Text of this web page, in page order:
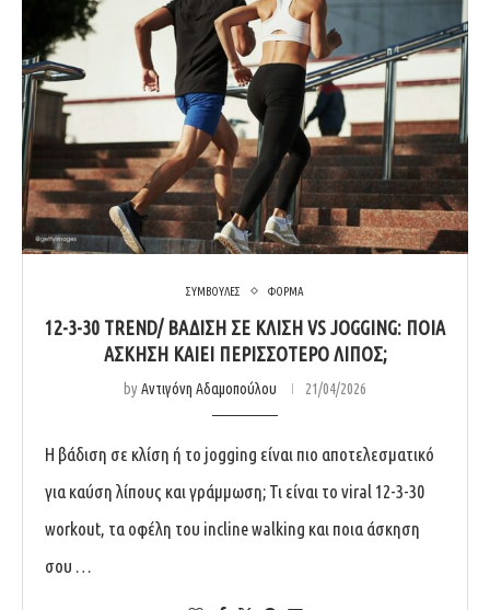
ΣΥΜΒΟΥΛΕΣ ΦΟΡΜΑ
12-3-30 TREND/ ΒΆΔΙΣΗ ΣΕ ΚΛΊΣΗ VS JOGGING: ΠΟΙΑ
ΆΣΚΗΣΗ ΚΑΊΕΙ ΠΕΡΙΣΣΌΤΕΡΟ ΛΊΠΟΣ;
byΑντιγόνη Αδαμοπούλου 21/04/2026
Η βάδιση σε κλίση ή το jogging είναι πιο αποτελεσματικό
για καύση λίπους και γράμμωση; Τι είναι το viral 12-3-30
workout, τα οφέλη του incline walking και ποια άσκηση
σου …